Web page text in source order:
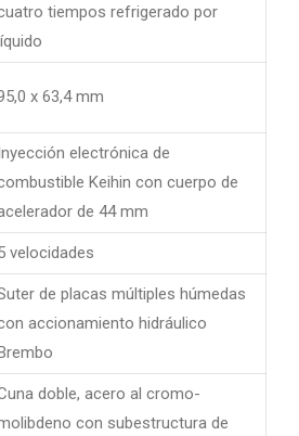
tiempos refrigerado por
x 63,4 mm
electrónica de
Keihin con cuerpo de
de 44 mm
velocidades
de placas múltiples húmedas
accionamiento hidráulico
doble, acero al cromo-
con subestructura de